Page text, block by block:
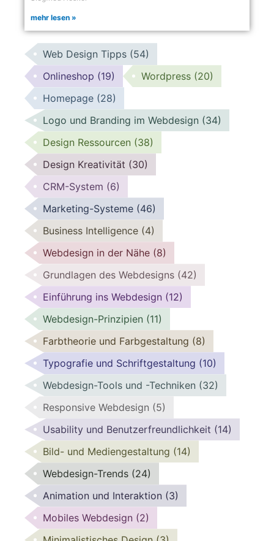
mehr lesen »
Web Design Tipps (54)
Onlineshop (19) Wordpress (20)
Homepage (28)
Logo und Branding im Webdesign (34)
Design Ressourcen (38)
Design Kreativität (30)
CRM-System (6)
Marketing-Systeme (46)
Business Intelligence (4)
Webdesign in der Nähe (8)
Grundlagen des Webdesigns (42)
Einführung ins Webdesign (12)
Webdesign-Prinzipien (11)
Farbtheorie und Farbgestaltung (8)
Typografie und Schriftgestaltung (10)
Webdesign-Tools und -Techniken (32)
Responsive Webdesign (5)
Usability und Benutzerfreundlichkeit (14)
Bild- und Mediengestaltung (14)
Webdesign-Trends (24)
Animation und Interaktion (3)
Mobiles Webdesign (2)